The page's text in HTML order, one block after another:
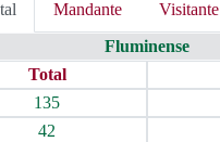
Mandante Visitante
Fluminense
Total
135
42